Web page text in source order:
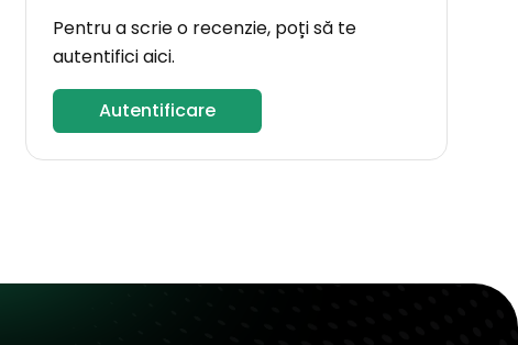
Pentru a scrie o recenzie, poți să te
autentifici aici.
Autentificare